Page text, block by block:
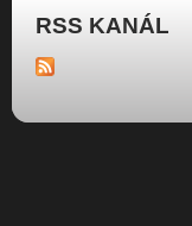
RSS KANÁL